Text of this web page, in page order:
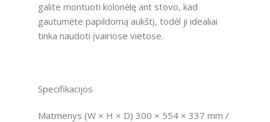
galite montuoti kolonėlę ant stovo, kad
gautumėte papildomą aukštį, todėl ji idealiai
tinka naudoti įvairiose vietose.
Specifikacijos
Matmenys (W × H × D) 300 × 554 × 337 mm /